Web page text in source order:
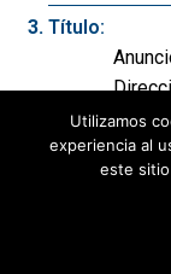
Título:
los
Utilizamos
experiencia al
este